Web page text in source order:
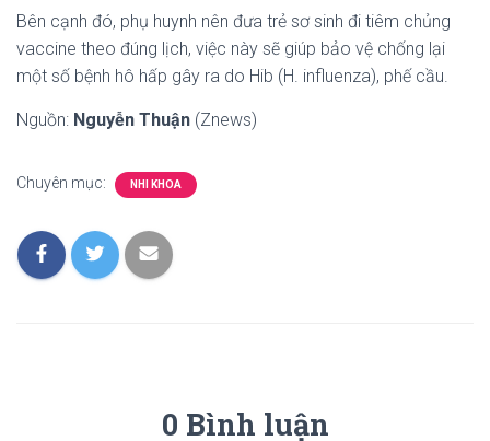
Bên cạnh đó, phụ huynh nên đưa trẻ sơ sinh đi tiêm chủng
vaccine theo đúng lịch, việc này sẽ giúp bảo vệ chống lại
một số bệnh hô hấp gây ra do Hib (H. influenza), phế cầu.
Nguồn: Nguyễn Thuận (Znews)
Chuyên mục: NHI KHOA
0 Bình luận